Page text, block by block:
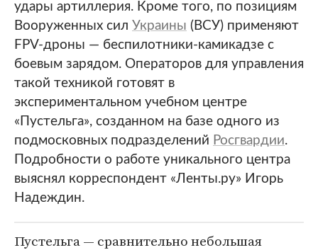
удары артиллерия. Кроме того, по позициям
Вооруженных сил Украины (ВСУ) применяют
FPV-дроны — беспилотники-камикадзе с
боевым зарядом. Операторов для управления
такой техникой готовят в
экспериментальном учебном центре
«Пустельга», созданном на базе одного из
подмосковных подразделений Росгвардии.
Подробности о работе уникального центра
выяснял корреспондент «Ленты.ру» Игорь
Надеждин.
Пустельга — сравнительно небольшая